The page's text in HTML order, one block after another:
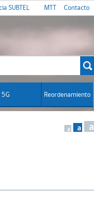
SUBTEL MTT Contacto
5G Reordenamiento
a a a